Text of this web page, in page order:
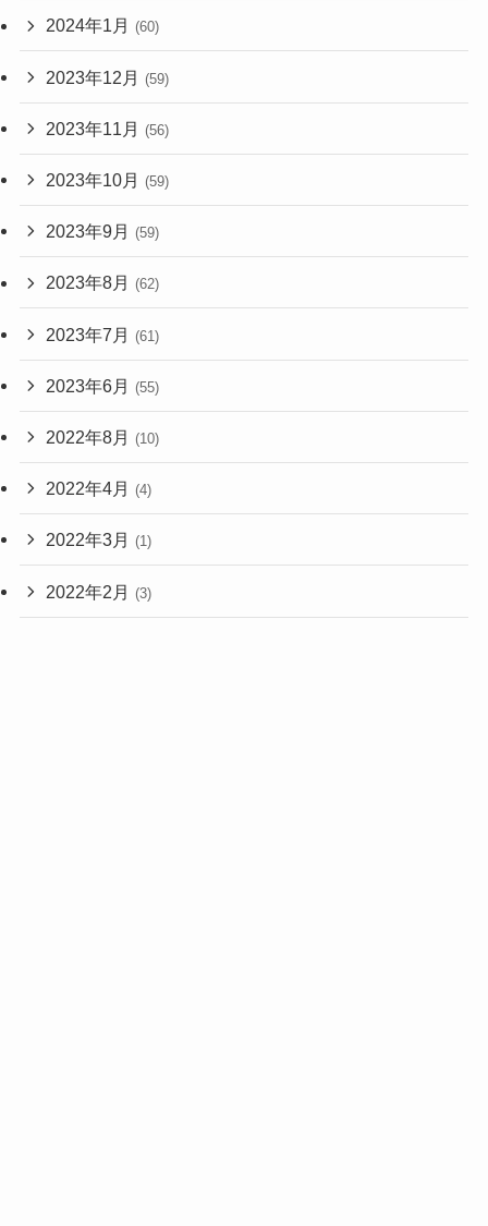
2024年1月 (60)
2023年12月 (59)
2023年11月 (56)
2023年10月 (59)
2023年9月 (59)
2023年8月 (62)
2023年7月 (61)
2023年6月 (55)
2022年8月 (10)
2022年4月 (4)
2022年3月 (1)
2022年2月 (3)